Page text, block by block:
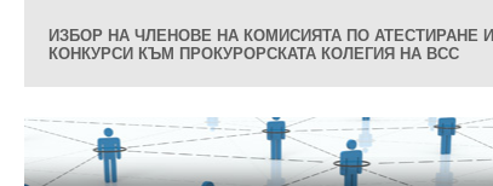
ИЗБОР НА ЧЛЕНОВЕ НА КОМИСИЯТА ПО АТЕСТИРАНЕ И
КОНКУРСИ КЪМ ПРОКУРОРСКАТА КОЛЕГИЯ НА ВСС